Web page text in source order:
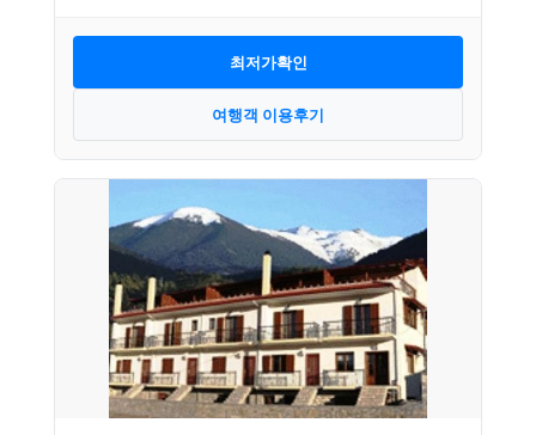
최저가확인
여행객 이용후기